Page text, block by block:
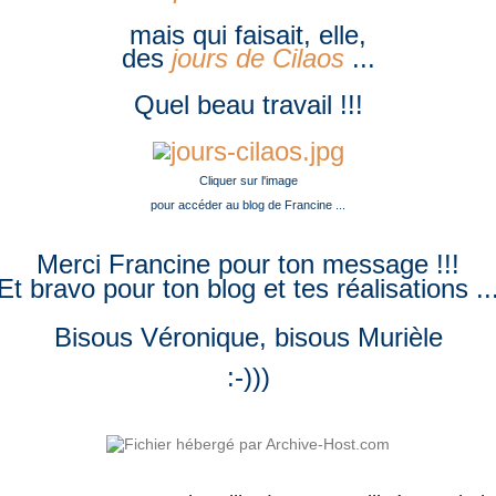
mais qui faisait, elle,
des jours de Cilaos...
Quel beau travail !!!
Cliquer sur l'image
pour accéder au blog de Francine ...
Merci Francine pour ton message !!!
bravo pour ton blog et tes réalisations
Bisous Véronique, bisous Murièle
:-)))